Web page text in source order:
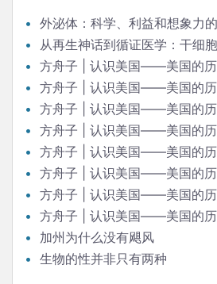
外泌体：科学、利益和想象力
从再生神话到循证医学：干细
方舟子 | 认识美国——美国的历
方舟子 | 认识美国——美国的历
方舟子 | 认识美国——美国的历
方舟子 | 认识美国——美国的历
方舟子 | 认识美国——美国的历
方舟子 | 认识美国——美国的历
方舟子 | 认识美国——美国的历
方舟子 | 认识美国——美国的历
加州为什么没有飓风
生物的性并非只有两种